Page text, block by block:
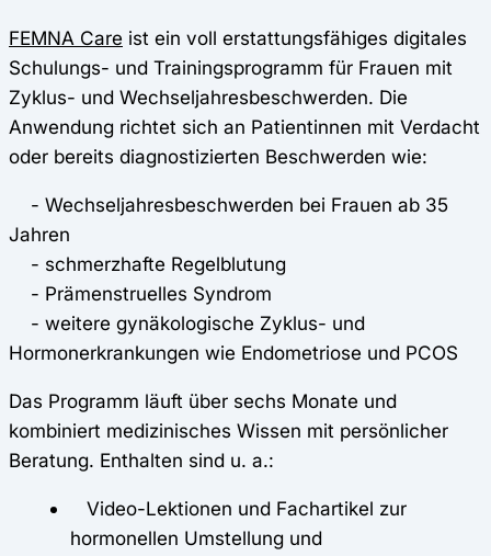
FEMNA Care ist ein voll erstattungsfähiges digitales
Schulungs- und Trainingsprogramm für Frauen mit
Zyklus- und Wechseljahresbeschwerden. Die
Anwendung richtet sich an Patientinnen mit Verdacht
oder bereits diagnostizierten Beschwerden wie:
- Wechseljahresbeschwerden bei Frauen ab 35
Jahren
- schmerzhafte Regelblutung
- Prämenstruelles Syndrom
- weitere gynäkologische Zyklus- und
Hormonerkrankungen wie Endometriose und PCOS
Das Programm läuft über sechs Monate und
kombiniert medizinisches Wissen mit persönlicher
Beratung. Enthalten sind u. a.:
Video-Lektionen und Fachartikel zur
hormonellen Umstellung und